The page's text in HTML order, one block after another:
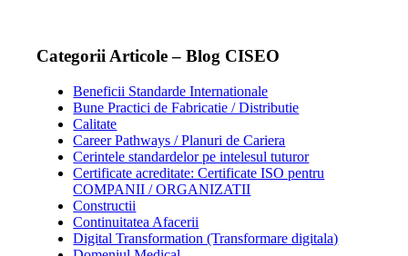
Categorii Articole – Blog CISEO
Beneficii Standarde Internationale
Bune Practici de Fabricatie / Distributie
Calitate
Career Pathways / Planuri de Cariera
Cerintele standardelor pe intelesul tuturor
Certificate acreditate: Certificate ISO pentru
COMPANII / ORGANIZATII
Constructii
Continuitatea Afacerii
Digital Transformation (Transformare digitala)